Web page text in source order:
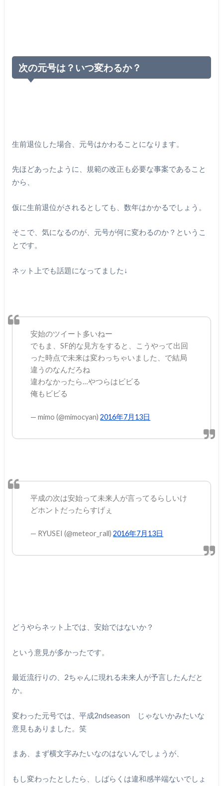
次の元号は？いつ変わるか？
生前退位した場合、元号はかわることになります。
先ほどあったように、規範の改正も必要な事案であること
から、
仮に生前退位がされるとしても、数年はかかるでしょう。
そこで、気になるのが、元号が何に変わるのか？というこ
とです。
ネット上でも話題になってました↓
安始のツイート多いねー
でもま、SF的な見方をすると、こうやって出回
った時点で未来は変わっちゃいました、で結局
違うのなんだろね
違わなかったら…やつらはビビる
俺もビビる
— mimo (@mimocyan)2016年7月13日
平成の次は安始って未来人が言ってるらしいけ
どホントだったらすげぇ
— RYUSEI (@meteor_rall)2016年7月13日
どうやらネット上では、安始ではないか？
という意見が多かったです。
最近流行りの、2ちゃんに現れる未来人が予言したんだと
か。
変わった元号では、平成2ndseason じゃないかみたいな
意見もありました。笑
まあ、まず横文字みたいなのはないんでしょうが、
もし変わったとしたら、しばらくは違和感半端ないでしょ